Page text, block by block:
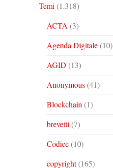
Temi (1.318)
ACTA (3)
Agenda Digitale(10)
AGID (13)
Anonymous(41)
Blockchain (1)
brevetti (7)
Codice(10)
copyright(165)